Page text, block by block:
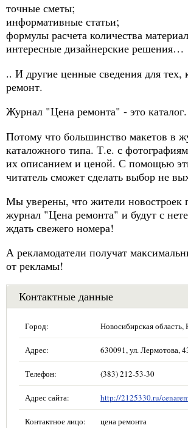
точные сметы;
информативные статьи;
формулы расчета количества
интересные дизайнерские решения…
.. И другие ценные сведения для тех,
ремонт.
Журнал "Цена ремонта" - это каталог.
Потому что большинство макетов в
каталожного типа. Т.е. с
их описанием и ценой. С помощью
читатель сможет сделать выбор не
Мы уверены, что жители новостроек
журнал "Цена ремонта" и будут с
ждать свежего номера!
А рекламодатели получат
от рекламы!
Контактные данные
Город: Новосибирская область,
Адрес: 630091, ул. Лермотова,
Телефон: (383) 212-53-30
Адрес сайта: http://2125330.ru/
Контактное лицо: цена ремонта